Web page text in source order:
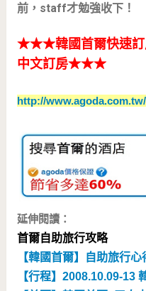
前，staff才勉強收下！
★★★韓國首爾快速訂
中文訂房★★★
http://
延伸閱讀：
首爾自助旅行攻略
【韓國首爾】自助旅行心
【行程】2008.10.09-13